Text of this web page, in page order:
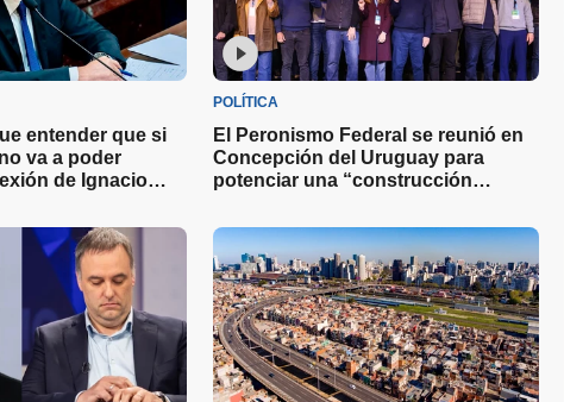
entender que si
va a poder
de Ignacio
POLÍTICA
El Peronismo Federal se reunió en
Concepción del Uruguay para
potenciar una “construcción
2027